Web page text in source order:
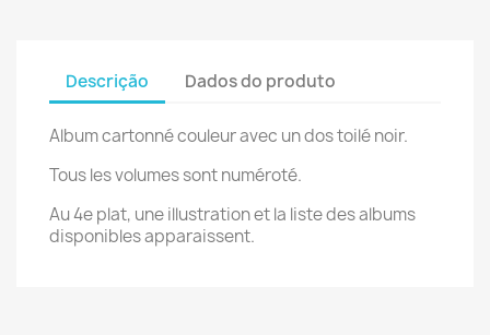
Descrição Dados do produto
Album cartonné couleur avec un dos toilé noir.
Tous les volumes sont numéroté.
Au 4e plat, une illustration et la liste des albums
disponibles apparaissent.